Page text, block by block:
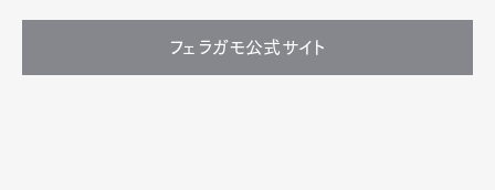
フェラガモ公式サイト